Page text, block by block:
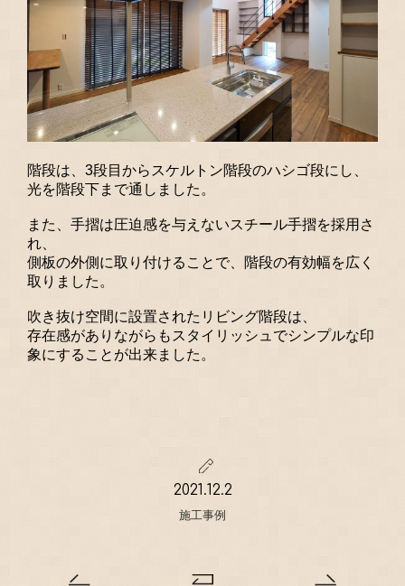
階段は、3段目からスケルトン階段のハシゴ段にし、
光を階段下まで通しました。
また、手摺は圧迫感を与えないスチール手摺を採用さ
れ、
側板の外側に取り付けることで、階段の有効幅を広く
取りました。
吹き抜け空間に設置されたリビング階段は、
存在感がありながらもスタイリッシュでシンプルな印
象にすることが出来ました。
2021.12.2
施工事例